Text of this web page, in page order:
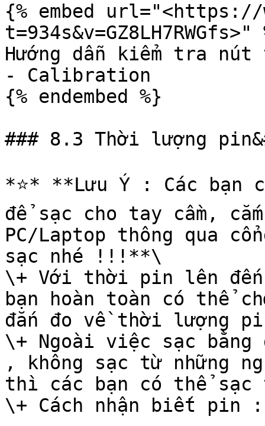
{% embed url="<https://
t=934s&v=GZ8LH7RWGfs>"
Hướng dẫn kiểm tra
- Calibration
{% endembed %}
### 8.3 Thời lượng
*⭐️* **Lưu Ý : Các bạn
để sạc cho tay cầm,
PC/Laptop thông qua
sạc nhé !!!**\
\+ Với thời pin lên đến
bạn hoàn toàn có thể
đắn đo về thời lượng
\+ Ngoài việc sạc bằng
, không sạc từ những
thì các bạn có thể sạc
\+ Cách nhận biết pin :